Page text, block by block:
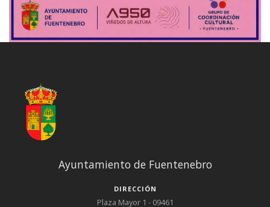
Ayuntamiento de Fuentenebro
DIRECCIÓN
Plaza Mayor 1 - 09461